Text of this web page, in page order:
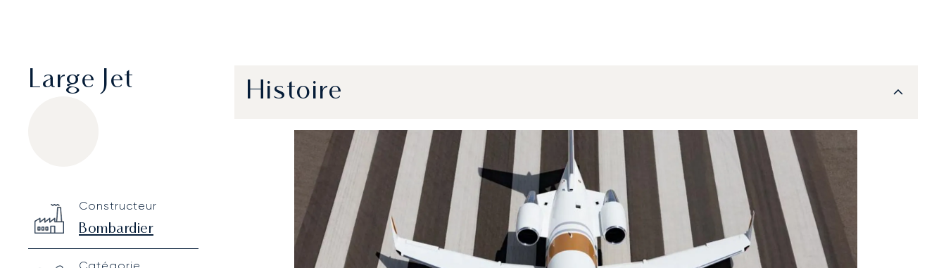
Large Jet
Technical specifications
Constructeur
Bombardier
Histoire